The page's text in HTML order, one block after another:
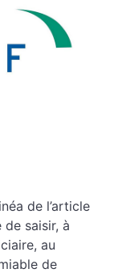
de l’article
saisir, à
au
de